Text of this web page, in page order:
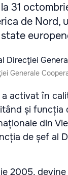
31
de Nord,
Generale
activat în
și
din
de șef al
2005,